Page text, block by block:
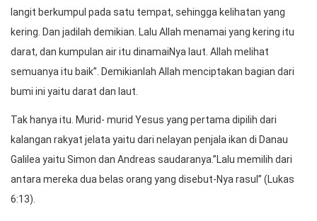
langit berkumpul pada satu tempat, sehingga kelihatan yang
kering. Dan jadilah demikian. Lalu Allah menamai yang kering itu
darat, dan kumpulan air itu dinamaiNya laut. Allah melihat
semuanya itu baik”. Demikianlah Allah menciptakan bagian dari
bumi ini yaitu darat dan laut.
Tak hanya itu. Murid- murid Yesus yang pertama dipilih dari
kalangan rakyat jelata yaitu dari nelayan penjala ikan di Danau
Galilea yaitu Simon dan Andreas saudaranya.”Lalu memilih dari
antara mereka dua belas orang yang disebut-Nya rasul” (Lukas
6:13).